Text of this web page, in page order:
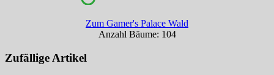
Zum Gamer's Palace Wald
Anzahl Bäume: 104
Zufällige Artikel